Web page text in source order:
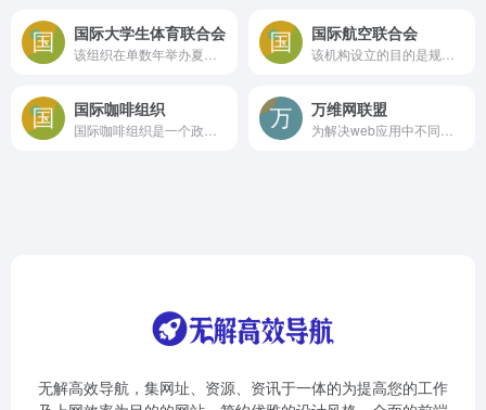
国际大学生体育联合会 国际航空联合会
国际咖啡组织 万维网联盟
无解高效导航，集网址、资源、资讯于一体的为提高您的工作